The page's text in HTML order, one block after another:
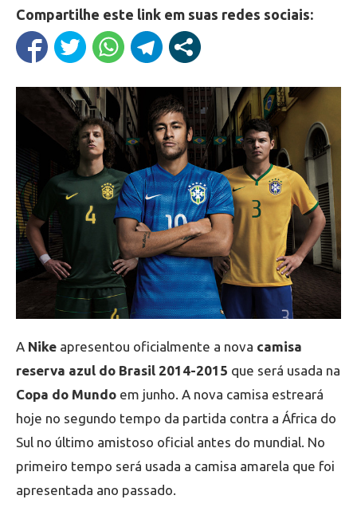
Compartilhe este link em suas redes sociais:
A Nike apresentou oficialmente a nova camisa
reserva azul do Brasil 2014-2015 que será usada na
Copa do Mundo em junho. A nova camisa estreará
hoje no segundo tempo da partida contra a África do
Sul no último amistoso oficial antes do mundial. No
primeiro tempo será usada a camisa amarela que foi
apresentada ano passado.